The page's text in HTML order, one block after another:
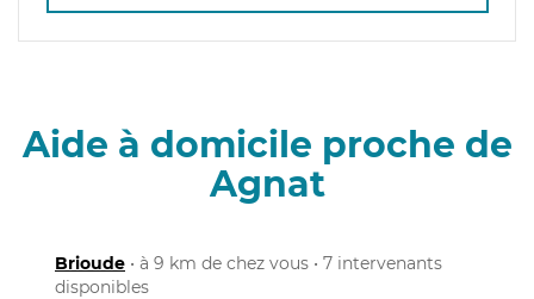
Aide à domicile proche de
Agnat
Brioude • à 9 km de chez vous • 7 intervenants
disponibles